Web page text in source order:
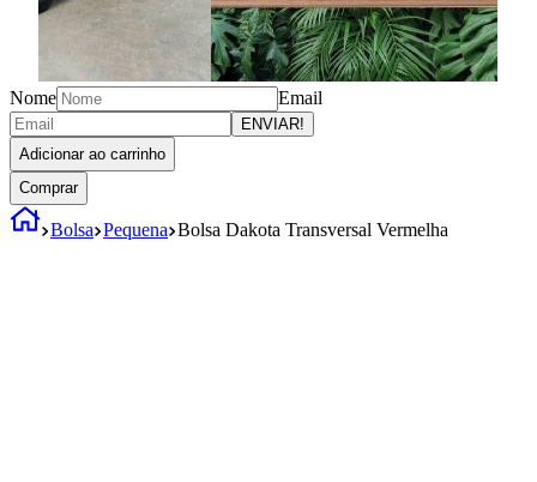
Nome Email
ENVIAR!
Adicionar ao carrinho
Comprar
Bolsa Pequena Bolsa Dakota Transversal Vermelha